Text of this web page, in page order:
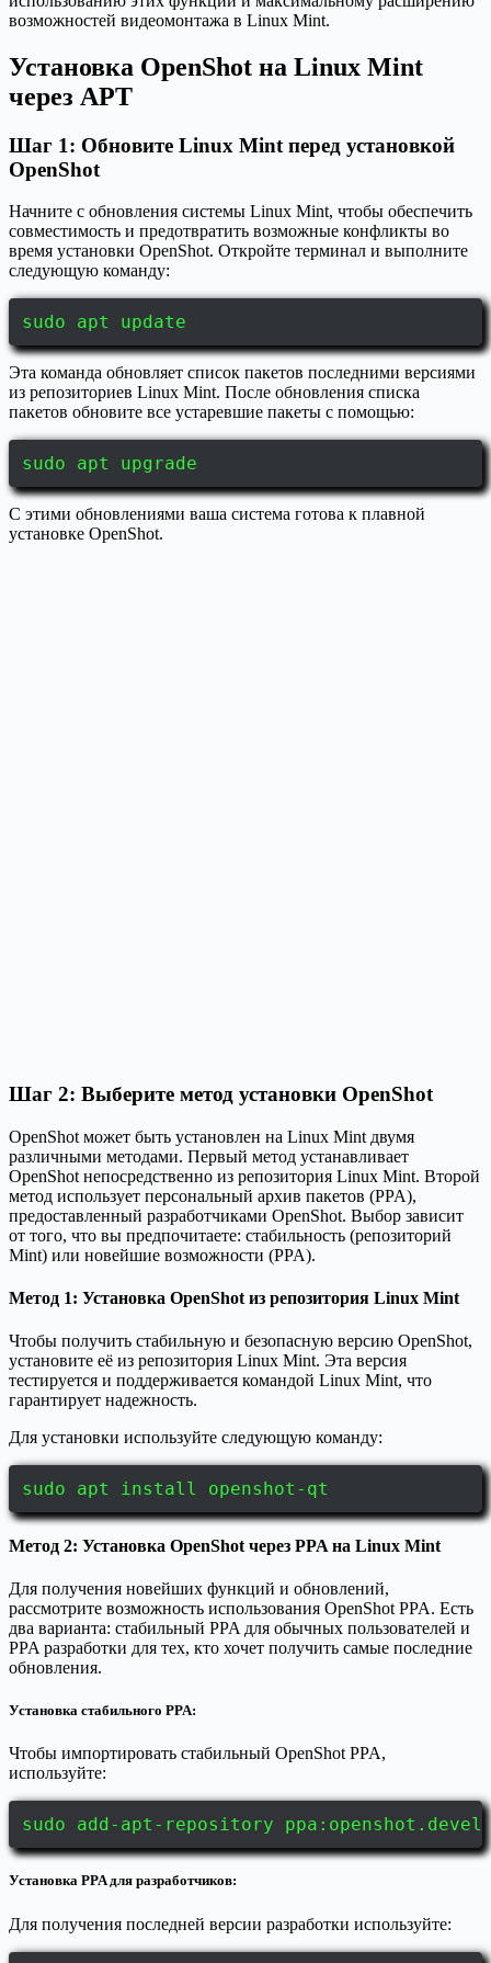
возможностей видеомонтажа в Linux Mint.
Установка OpenShot на Linux Mint
через APT
Шаг 1: Обновите Linux Mint перед установкой
OpenShot
Начните с обновления системы Linux Mint, чтобы обеспечить
совместимость и предотвратить возможные конфликты во
время установки OpenShot. Откройте терминал и выполните
следующую команду:
sudo apt update
Эта команда обновляет список пакетов последними версиями
из репозиториев Linux Mint. После обновления списка
пакетов обновите все устаревшие пакеты с помощью:
sudo apt upgrade
С этими обновлениями ваша система готова к плавной
установке OpenShot.
Шаг 2: Выберите метод установки OpenShot
OpenShot может быть установлен на Linux Mint двумя
различными методами. Первый метод устанавливает
OpenShot непосредственно из репозитория Linux Mint. Второй
метод использует персональный архив пакетов (PPA),
предоставленный разработчиками OpenShot. Выбор зависит
от того, что вы предпочитаете: стабильность (репозиторий
Mint) или новейшие возможности (PPA).
Метод 1: Установка OpenShot из репозитория Linux Mint
Чтобы получить стабильную и безопасную версию OpenShot,
установите её из репозитория Linux Mint. Эта версия
тестируется и поддерживается командой Linux Mint, что
гарантирует надежность.
Для установки используйте следующую команду:
sudo apt install openshot-qt
Метод 2: Установка OpenShot через PPA на Linux Mint
Для получения новейших функций и обновлений,
рассмотрите возможность использования OpenShot PPA. Есть
два варианта: стабильный PPA для обычных пользователей и
PPA разработки для тех, кто хочет получить самые последние
обновления.
Установка стабильного PPA:
Чтобы импортировать стабильный OpenShot PPA,
используйте:
sudo add-apt-repository
Установка PPA для разработчиков:
Для получения последней версии разработки используйте: